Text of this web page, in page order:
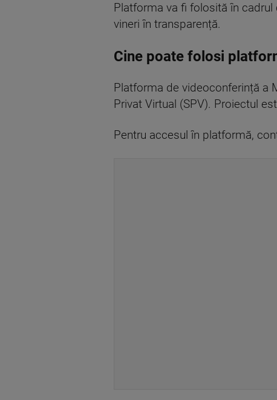
Platforma va fi folosită în
vineri în transparență.
Cine poate folosi
Platforma de videoconferință a
Privat Virtual (SPV). Proiectul
Pentru accesul în platformă,